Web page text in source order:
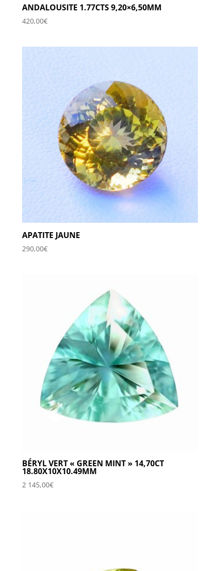
ANDALOUSITE 1.77CTS 9,20×6,50MM
420,00€
APATITE JAUNE
290,00€
BÉRYL VERT « GREEN MINT » 14,70CT
18.80X10X10.49MM
2 145,00€